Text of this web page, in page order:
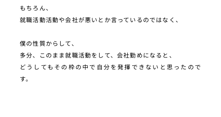
もちろん、
就職活動活動や会社が悪いとか言っているのではなく、
僕の性質からして、
多分、このまま就職活動をして、会社勤めになると、
どうしてもその枠の中で自分を発揮できないと思ったので
す。